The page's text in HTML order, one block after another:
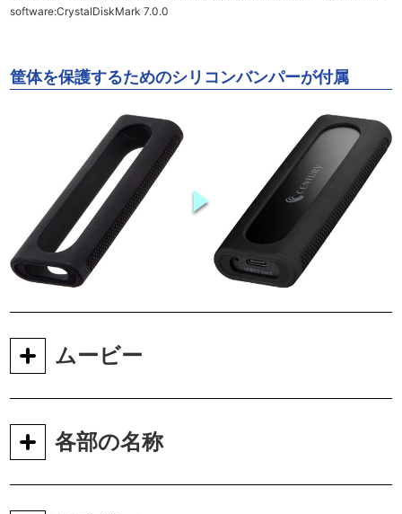
software:CrystalDiskMark 7.0.0
筐体を保護するためのシリコンバンパーが付属
ムービー
各部の名称